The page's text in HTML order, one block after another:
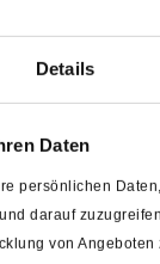
Details
Daten
persönlichen
darauf
von
genießen"
Im September